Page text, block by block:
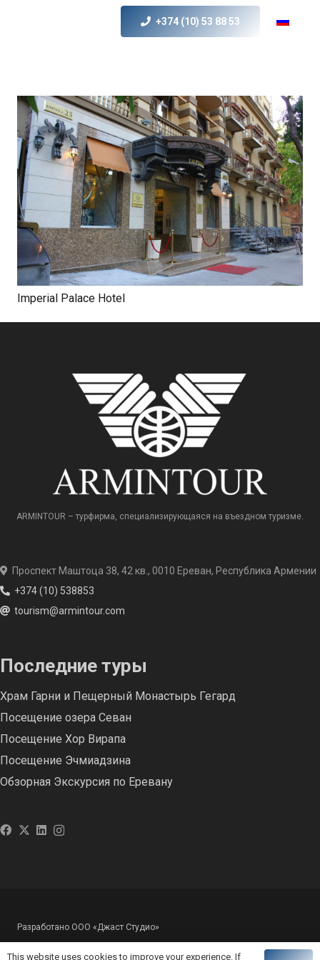
+374 (10) 53 88 53
Imperial Palace Hotel
ARMINTOUR – турфирма, специализирующаяся на въездном туризме.
Проспект Маштоца 38, 42 кв., 0010 Ереван, Республика Армении
+374 (10) 538853
tourism@armintour.com
Последние туры
Храм Гарни и Пещерный Монастырь Гегард
Посещение озера Севан
Посещение Хор Вирапа
Посещение Эчмиадзина
Обзорная Экскурсия по Еревану
Разработано ООО «Джаст Студио»
This website uses cookies to improve your experience. If